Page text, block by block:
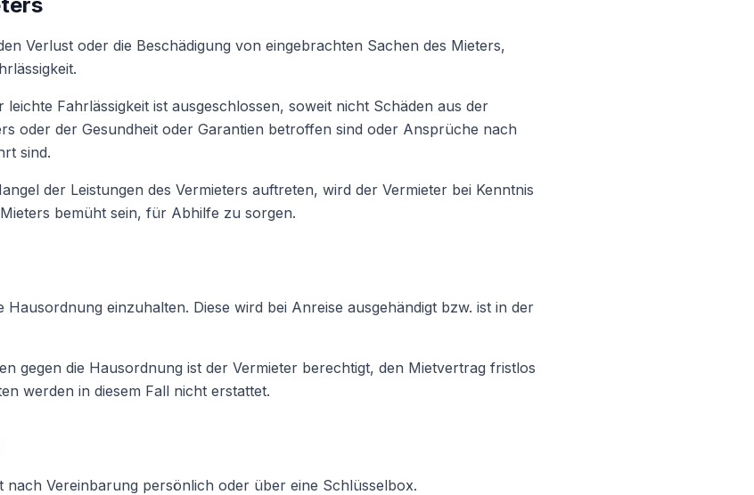
Verlust oder die Beschädigung von eingebrachten Sachen des Mieters,
Fahrlässigkeit ist ausgeschlossen, soweit nicht Schäden aus der
oder der Gesundheit oder Garantien betroffen sind oder Ansprüche nach
sind.
der Leistungen des Vermieters auftreten, wird der Vermieter bei Kenntnis
bemüht sein, für Abhilfe zu sorgen.
einzuhalten. Diese wird bei Anreise ausgehändigt bzw. ist in der
gegen die Hausordnung ist der Vermieter berechtigt, den Mietvertrag fristlos
werden in diesem Fall nicht erstattet.
nach Vereinbarung persönlich oder über eine Schlüsselbox.